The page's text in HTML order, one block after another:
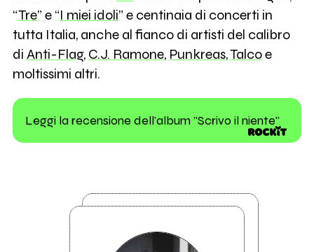
“Tre” e “I miei idoli” e centinaia di concerti in
tutta Italia, anche al fianco di artisti del calibro
di Anti-Flag, C.J. Ramone, Punkreas,Talcoe
moltissimi altri.
Leggi la recensione dell'album "Scrivo il niente"